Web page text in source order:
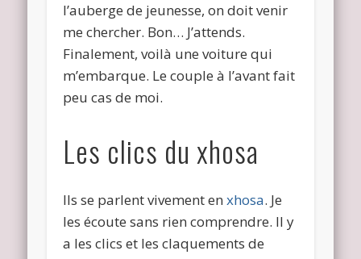
l’auberge de jeunesse, on doit venir
me chercher. Bon… J’attends.
Finalement, voilà une voiture qui
m’embarque. Le couple à l’avant fait
peu cas de moi.
Les clics du xhosa
Ils se parlent vivement enxhosa. Je
les écoute sans rien comprendre. Il y
a les clics et les claquements de